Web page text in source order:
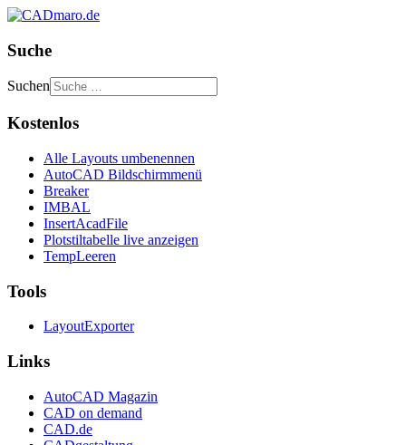
Suche
Suchen
Kostenlos
Alle Layouts umbenennen
AutoCAD Bildschirmmenü
Breaker
IMBAL
InsertAcadFile
Plotstiltabelle live anzeigen
TempLeeren
Tools
LayoutExporter
Links
AutoCAD Magazin
CAD on demand
CAD.de